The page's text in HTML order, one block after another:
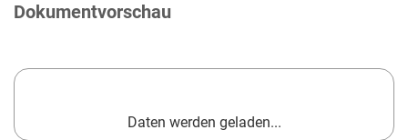
Dokumentvorschau
Daten werden geladen...